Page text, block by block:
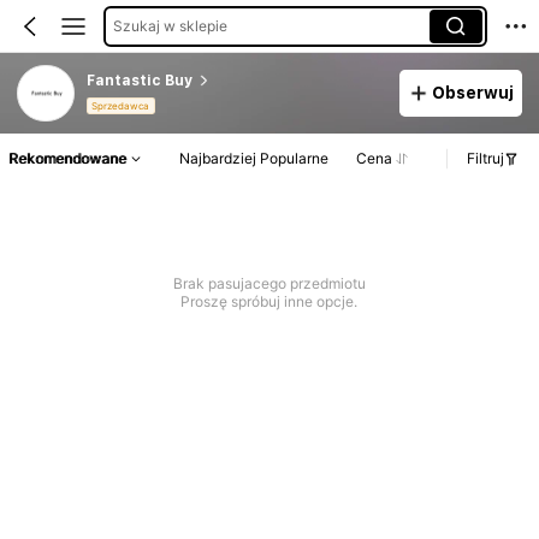
Szukaj w sklepie
Fantastic Buy
Sprzedawca
Obserwuj
Rekomendowane Najbardziej Popularne Cena Filtruj
Brak pasujacego przedmiotu
Proszę spróbuj inne opcje.